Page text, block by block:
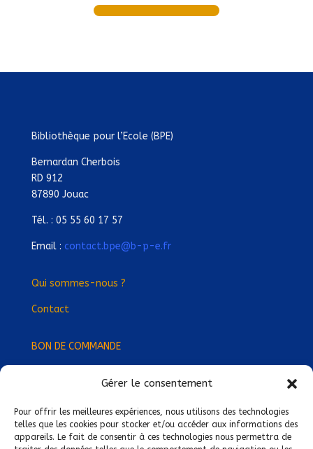
Gérer le consentement
Pour offrir les meilleures expériences, nous utilisons des technologies
telles que les cookies pour stocker et/ou accéder aux informations des
appareils. Le fait de consentir à ces technologies nous permettra de
Bibliothèque pour l’Ecole (BPE)
Bernardan Cherbois
RD 912
87890 Jouac
Tél. : 05 55 60 17 57
Email : contact.bpe@b-p-e.fr
Qui sommes-nous ?
Contact
BON DE COMMANDE
Devenez Délégué·e Régional·e !
Trouvez-nous près de chez vous !
Mentions légales